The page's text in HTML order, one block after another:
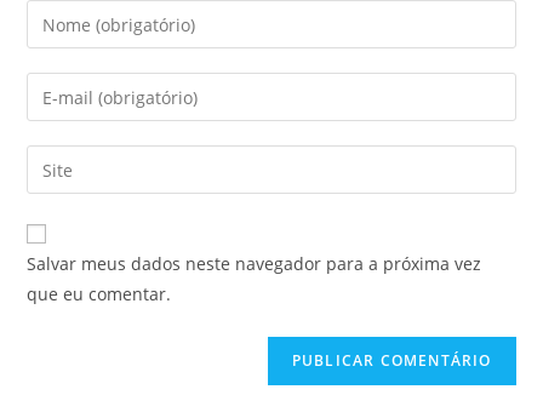
Digite
seu
nome
ou
de
usuário
para
comentar
Enter
your
email
address
comment
Digite
o
URL
do
site
Salvar meus dados neste navegador para a próxima vez
que eu comentar.